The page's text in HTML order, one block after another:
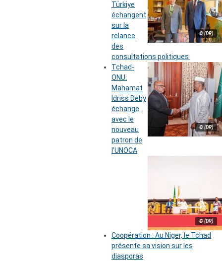
© (DR)
Türkiye
échangent
sur la
relance
des
consultations politiques
© (DR)
Tchad-
ONU:
Mahamat
Idriss Deby
échange
avec le
nouveau
patron de
l’UNOCA
© (DR)
Coopération : Au Niger, le Tchad
présente sa vision sur les
diasporas